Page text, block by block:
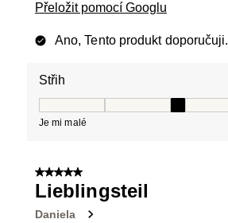
Přeložit pomocí Googlu
Ano, Tento produkt doporučuji.
Střih
Je mi malé
5 z 5 hvězdiček.
Lieblingsteil
Daniela